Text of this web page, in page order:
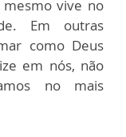
vive no
Em outras
como Deus
em nós, não
no mais